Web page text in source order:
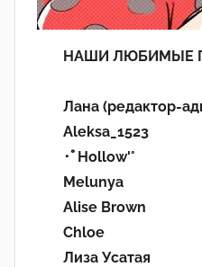
НАШИ ЛЮБИМЫЕ
Лана (редактор-
Aleksa_1523
･ﾟHollow'°
Melunya
Alise Brown
Chloe
Лиза Усатая